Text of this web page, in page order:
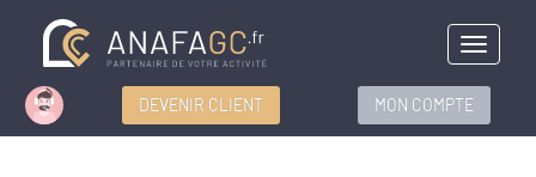
Menu
DEVENIR CLIENT MON COMPTE